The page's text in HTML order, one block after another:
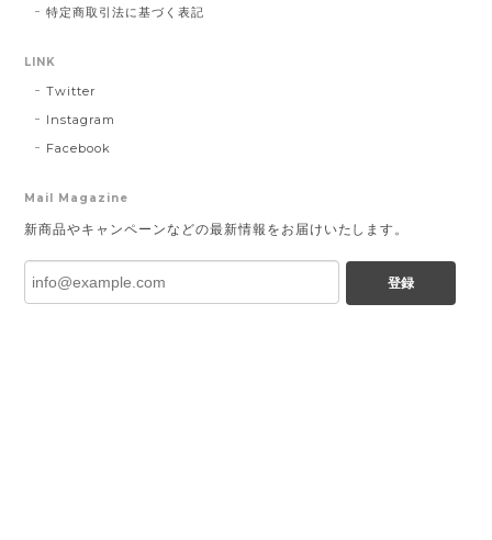
特定商取引法に基づく表記
LINK
Twitter
Instagram
Facebook
Mail Magazine
新商品やキャンペーンなどの最新情報をお届けいたします。
登録